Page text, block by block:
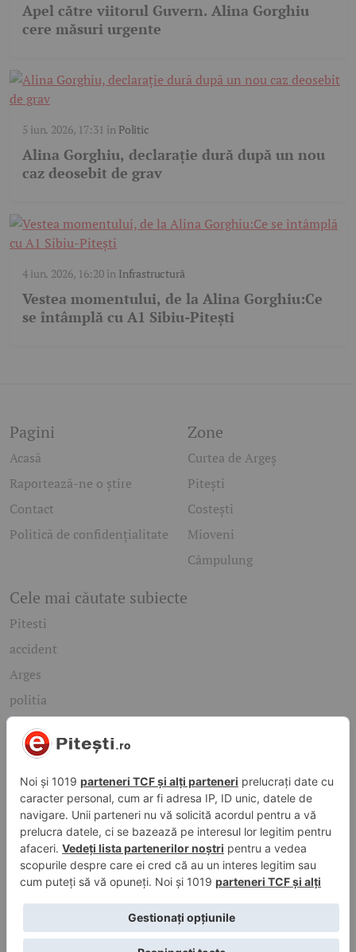
Apel către viitorul Guvern. Alina Gorghiu
cere măsuri urgente
5 iun. 2026, 17:31 în Politic
Alina Gorghiu, declarație dură după un nou
caz deosebit de grav
4 iun. 2026, 16:20în Infrastructură
Vestea momentului, de la Alina Gorghiu:Ce
se întâmplă cu A1 Sibiu-Pitești
Pagini
Acasă
Raportează-ne o știre
Contact
Politică de confidențialitate
Zone
Curtea de Argeș
Pitești
Costești
Mioveni
Câmpulung
Cele mai căutate subiecte
Pitesti
accident
Arges
politia
mioveni
Caută rapid știrile care te interesează
Găsește cele mai recente știri, evenimente și subiecte de
interes din orașul tău. Introdu un cuvânt-cheie și descoperă
informațiile de care ai nevoie!
Caută
© 2026 ePitesti.ro | Toate drepturile rezervate. | Site